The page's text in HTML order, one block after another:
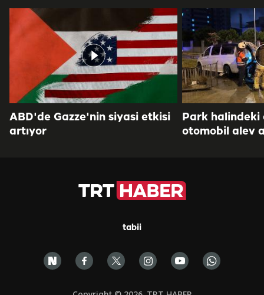
ABD'de Gazze'nin siyasi etkisi
artıyor
Park halindeki
otomobil alev
tabii